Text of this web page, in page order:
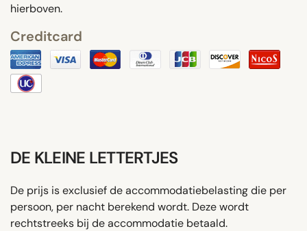
hierboven.
Creditcard
DE KLEINE LETTERTJES
De prijs is exclusief de accommodatiebelasting die per
persoon, per nacht berekend wordt. Deze wordt
rechtstreeks bij de accommodatie betaald.